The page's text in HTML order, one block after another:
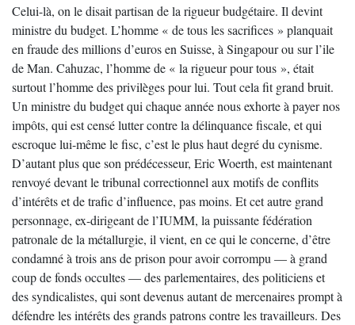
Celui-là, on le disait partisan de la rigueur budgétaire. Il devint
ministre du budget. L’homme « de tous les sacrifices » planquait
en fraude des millions d’euros en Suisse, à Singapour ou sur l’ile
de Man. Cahuzac, l’homme de « la rigueur pour tous », était
surtout l’homme des privilèges pour lui. Tout cela fit grand bruit.
Un ministre du budget qui chaque année nous exhorte à payer nos
impôts, qui est censé lutter contre la délinquance fiscale, et qui
escroque lui-même le fisc, c’est le plus haut degré du cynisme.
D’autant plus que son prédécesseur, Eric Woerth, est maintenant
renvoyé devant le tribunal correctionnel aux motifs de conflits
d’intérêts et de trafic d’influence, pas moins. Et cet autre grand
personnage, ex-dirigeant de l’IUMM, la puissante fédération
patronale de la métallurgie, il vient, en ce qui le concerne, d’être
condamné à trois ans de prison pour avoir corrompu — à grand
coup de fonds occultes — des parlementaires, des politiciens et
des syndicalistes, qui sont devenus autant de mercenaires prompt à
défendre les intérêts des grands patrons contre les travailleurs. Des